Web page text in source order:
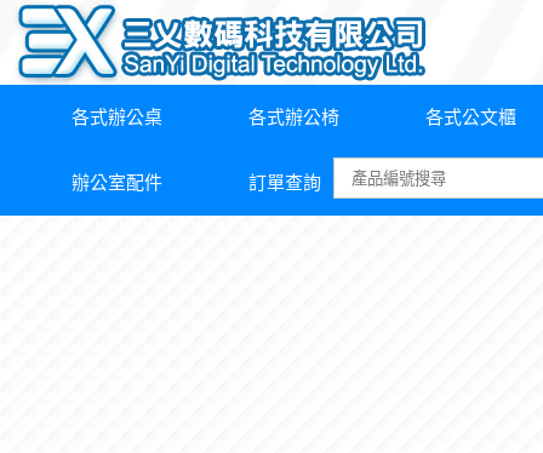
各式辦公桌 各式辦公椅 各式公文櫃
辦公室配件 訂單查詢